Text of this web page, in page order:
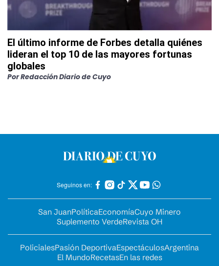
El último informe de Forbes detalla quiénes
lideran el top 10 de las mayores fortunas
globales
PorRedacción Diario de Cuyo
Seguinos en:
San JuanPolíticaEconomíaCuyo Minero
Suplemento VerdeRevista OH
PolicialesPasión DeportivaEspectáculosArgentina
El MundoRecetasEn las redes